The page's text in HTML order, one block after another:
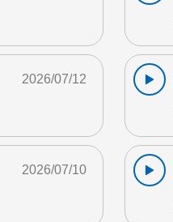
2026/07/12
2026/07/10